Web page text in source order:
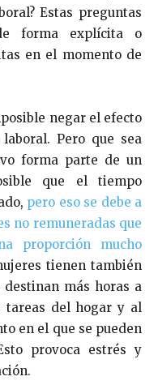
Estas preguntas
forma explícita o
en el momento de
negar el efecto
Pero que sea
forma parte de un
que el tiempo
pero eso se debe a
no remuneradas que
proporción mucho
tienen también
más horas a
tareas del hogar y al
en el que se pueden
provoca estrés y